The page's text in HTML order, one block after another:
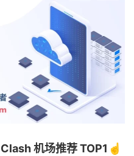
机场推荐 TOP1☝️